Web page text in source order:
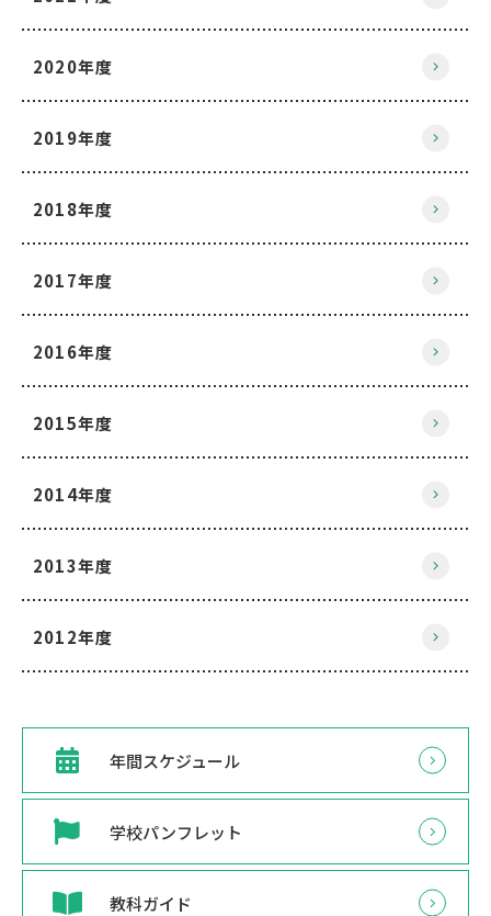
2020年度
2019年度
2018年度
2017年度
2016年度
2015年度
2014年度
2013年度
2012年度
年間スケジュール
学校パンフレット
教科ガイド